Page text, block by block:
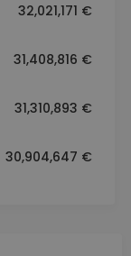
32,021,171 €
31,408,816 €
31,310,893 €
30,904,647 €